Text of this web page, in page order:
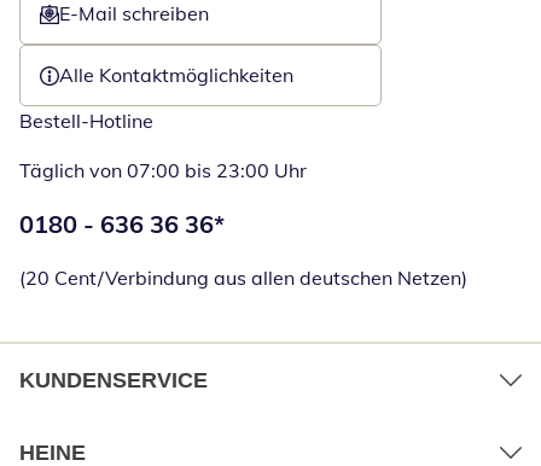
E-Mail schreiben
Öffnet E-Mail-Client
Alle Kontaktmöglichkeiten
Bestell-Hotline
Täglich von 07:00 bis 23:00 Uhr
Telefonnummer:
0180 - 636 36 36*
(20 Cent/Verbindung aus allen deutschen Netzen)
KUNDENSERVICE
HEINE